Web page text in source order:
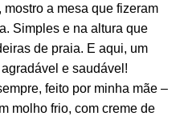
a mesa que fizeram
Simples e na altura que
de praia. E aqui, um
e saudável!
feito por minha mãe –
molho frio, com creme de